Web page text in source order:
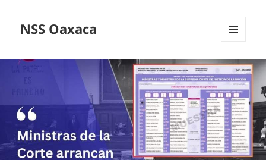
NSS Oaxaca
WIDGETS